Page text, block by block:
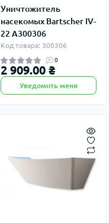
Уничтожитель
насекомых Bartscher IV-
22 А300306
Код товара: 300306
0
2 909.00 ₴
Уведомить меня